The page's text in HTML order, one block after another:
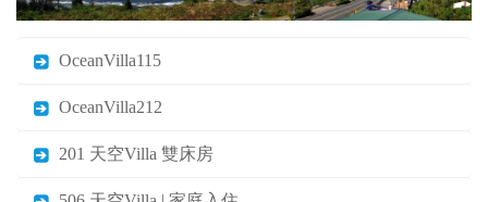
OceanVilla115
OceanVilla212
201 天空Villa 雙床房